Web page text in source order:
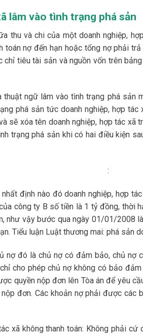
lâm vào tình trạng phá sản
thu và chi của một doanh nghiệp,
nợ đến hạn hoặc tổng nợ phải
tiêu tài sản và nguồn vốn trên
ngữ lâm vào tình trạng phá sản
phá sản tức doanh nghiệp, hợp tác
sẽ xóa tên doanh nghiệp, hợp tác xã
trạng phá sản khi có hai điều kiện
nợ đến hạn: :
định nào đó doanh nghiệp, hợp
công ty B số tiền là 1 tỷ đồng, thời
vậy bước qua ngày 01/01/2008
Tiểu luận Luật thương mai: phá sản
nợ đó là chủ nợ có đảm bảo, chủ nợ
cho phép chủ nợ không có bảo
quyền nộp đơn lên Tòa án để yêu
đơn. Các khoản nợ phải được các
xã không thanh toán: Không phải cứ